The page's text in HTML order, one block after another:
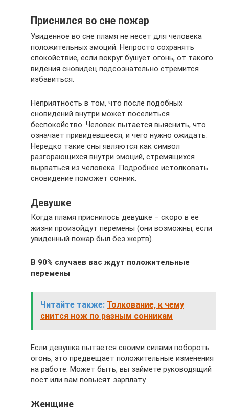
Приснился во сне пожар
Увиденное во сне пламя не несет для человека
положительных эмоций. Непросто сохранять
спокойствие, если вокруг бушует огонь, от такого
видения сновидец подсознательно стремится
избавиться.
Неприятность в том, что после подобных
сновидений внутри может поселиться
беспокойство. Человек пытается выяснить, что
означает привидевшееся, и чего нужно ожидать.
Нередко такие сны являются как символ
разгорающихся внутри эмоций, стремящихся
вырваться из человека. Подробнее истолковать
сновидение поможет сонник.
Девушке
Когда пламя приснилось девушке – скоро в ее
жизни произойдут перемены (они возможны, если
увиденный пожар был без жертв).
В 90% случаев вас ждут положительные
перемены
Читайте также: Толкование, к чему
снится нож по разным сонникам
Если девушка пытается своими силами побороть
огонь, это предвещает положительные изменения
на работе. Может быть, вы займете руководящий
пост или вам повысят зарплату.
Женщине